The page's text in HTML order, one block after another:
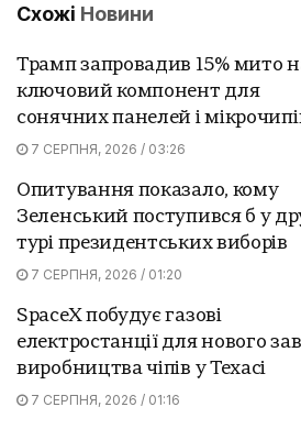
Схожі Новини
Трамп запровадив 15% мито
ключовий компонент для
сонячних панелей і
7 СЕРПНЯ, 2026 / 03:26
Опитування показало, кому
Зеленський поступився б у
турі президентських виборів
7 СЕРПНЯ, 2026 / 01:20
SpaceX побудує газові
електростанції для нового
виробництва чіпів у Техасі
7 СЕРПНЯ, 2026 / 01:16